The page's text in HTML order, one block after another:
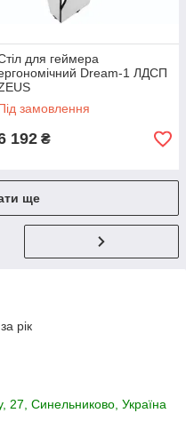
для геймера
Dream-1 ЛДСП
замовлення
192 ₴
ще
рік
27, Синельниково, Україна